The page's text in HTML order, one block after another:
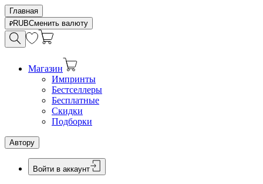
Главная
RUBСменить валюту
Магазин
Импринты
Бестселлеры
Бесплатные
Скидки
Подборки
Автору
Войти в аккаунт